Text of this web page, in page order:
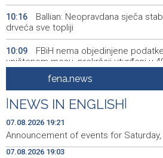
10:16
Ballian: Neopravdana sječa
drveća sve topliji
10:09
FBiH nema objedinjene
uništenom mesu, prekršaji utvrđeni u
Marija Šerifović pred više
zatvorila 'Dane dijaspore 2026' u
09:28
Kušljugić: Sprječavanje
za očuvanje zdravlja srca tokom
09:27
U jami 'Raspotočje' petu noć
fena.news
NEWS IN ENGLISH
07.08.2026 19:21
Announcement of events for Saturday,
07.08.2026 19:03